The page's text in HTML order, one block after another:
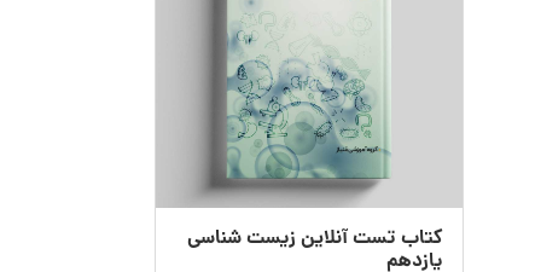
کتاب تست آنلاین زیست شناسی
یازدهم